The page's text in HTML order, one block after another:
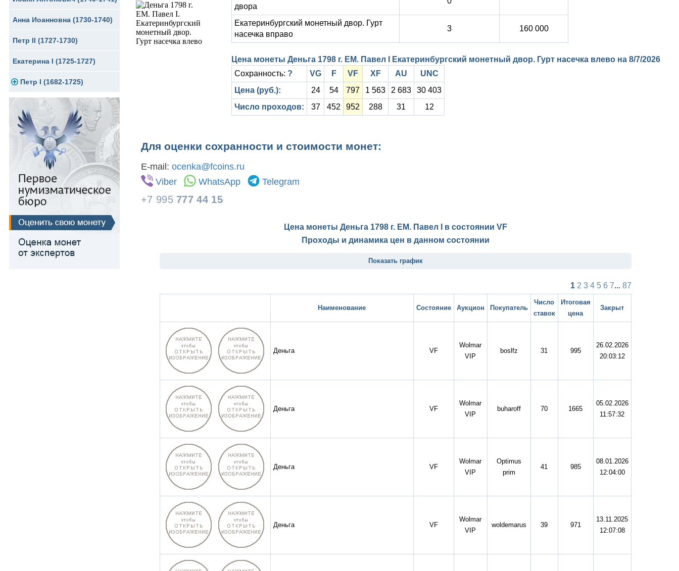
Сибирские монеты
Для Молдавии и Валахии
Таврические монеты
Серебро
Медь
Для Пруссии
Ливонезы
Альбертусталер
Анна Иоанновна (1730-1740)
Петр II (1727-1730)
Екатерина I (1725-1727)
Петр I (1682-1725)
Золото
Серебро
Медь
Для Речи Посполитой
двора
Екатеринбургский монетный двор. Гурт
насечка вправо
3 160 000
Цена монеты Деньга 1798 г. ЕМ. Павел I Екатеринбургский монетный двор. Гурт насечка влево на 8/7/2026
Сохранность: ? VG F VF XF AU
UNC
Цена (руб.):
24 54 797 1 563 2 683
30 403
Число проходов:
37 452 952 288 31 12
Для оценки сохранности и стоимости монет:
E-mail: ocenka@fcoins.ru
Viber
WhatsApp Telegram
+7 995 777 44 15
Цена монеты Деньга 1798 г. ЕМ. Павел I в состоянии VF
Проходы и динамика цен в данном состоянии
Показать график
1 2 3 4 5 6 7... 87
Наименование Состояние Аукцион Покупатель
Число
ставок
Итоговая
цена
Закрыт
Деньга VF
Wolmar
VIP
boslfz 31 995
26.02.2026
20:03:12
Деньга VF
Wolmar
VIP
buharoff 70 1665
05.02.2026
11:57:32
Деньга VF
Wolmar
VIP
Optimus
prim
41 985
08.01.2026
12:04:00
Деньга VF
Wolmar
VIP
woldemarus 39 971
13.11.2025
12:07:08